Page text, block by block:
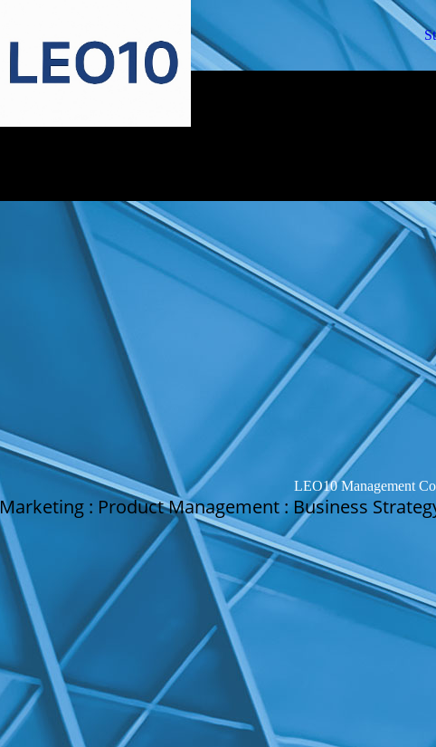
LEO10 Management
Marketing : Product Management : Business